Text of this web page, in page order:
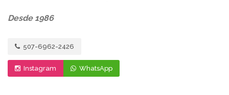
Desde 1986
507-6962-2426
Instagram WhatsApp